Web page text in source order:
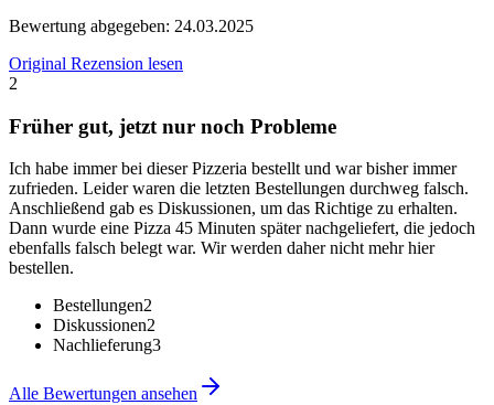
Bewertung abgegeben: 24.03.2025
Original Rezension lesen
2
Früher gut, jetzt nur noch Probleme
Ich habe immer bei dieser Pizzeria bestellt und war bisher immer
zufrieden. Leider waren die letzten Bestellungen durchweg falsch.
Anschließend gab es Diskussionen, um das Richtige zu erhalten.
Dann wurde eine Pizza 45 Minuten später nachgeliefert, die jedoch
ebenfalls falsch belegt war. Wir werden daher nicht mehr hier
bestellen.
Bestellungen2
Diskussionen2
Nachlieferung3
Alle Bewertungen ansehen